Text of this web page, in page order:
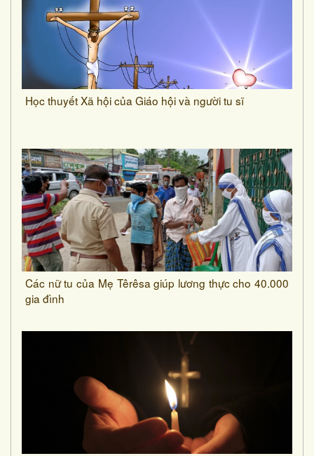
Học thuyết Xã hội của Giáo hội và người tu sĩ
Các nữ tu của Mẹ Têrêsa giúp lương thực cho 40.000
gia đình